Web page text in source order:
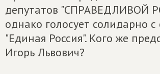
депутатов "СПРАВЕДЛИВОЙ
однако голосует солидарно
"Единая Россия". Кого же
Игорь Львович?